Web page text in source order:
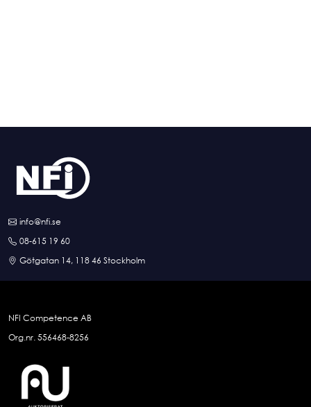
info@nfi.se
08-615 19 60
Götgatan 14, 118 46 Stockholm
NFI Competence AB
Org.nr. 556468-8256